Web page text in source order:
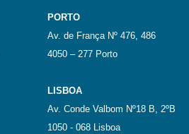
PORTO
Av. de França Nº 476, 486
4050 – 277 Porto
LISBOA
Av. Conde Valbom Nº18 B, 2ºB
1050 - 068 Lisboa